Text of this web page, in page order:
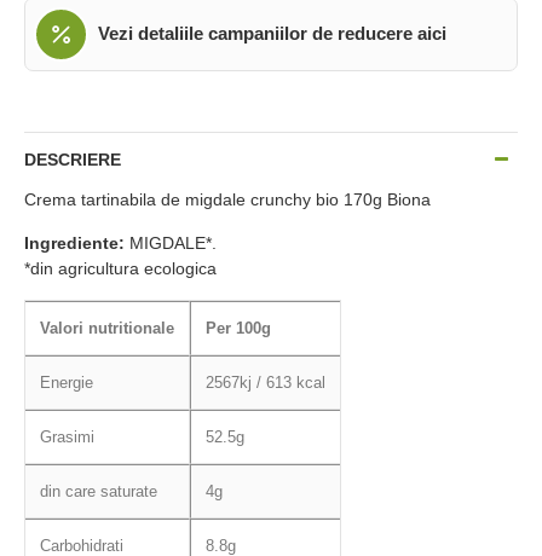
Vezi detaliile campaniilor de reducere aici
DESCRIERE
Crema tartinabila de migdale crunchy bio 170g Biona
Ingrediente: MIGDALE*.
*din agricultura ecologica
Valori nutritionale Per 100g
Energie 2567kj / 613 kcal
Grasimi 52.5g
din care saturate 4g
Carbohidrati 8.8g